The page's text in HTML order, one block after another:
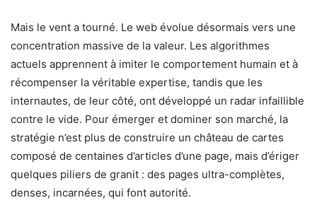
Mais le vent a tourné. Le web évolue désormais vers une
concentration massive de la valeur. Les algorithmes
actuels apprennent à imiter le comportement humain et à
récompenser la véritable expertise, tandis que les
internautes, de leur côté, ont développé un radar infaillible
contre le vide. Pour émerger et dominer son marché, la
stratégie n’est plus de construire un château de cartes
composé de centaines d’articles d’une page, mais d’ériger
quelques piliers de granit : des pages ultra-complètes,
denses, incarnées, qui font autorité.